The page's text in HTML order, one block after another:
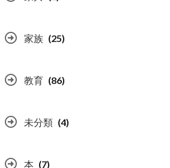
家族 (25)
教育 (86)
未分類 (4)
本 (7)